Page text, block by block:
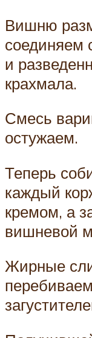
Вишню
соединяем
и
крахмала.
Смесь
остужаем.
Теперь
каждый
кремом, а
вишневой
Жирные